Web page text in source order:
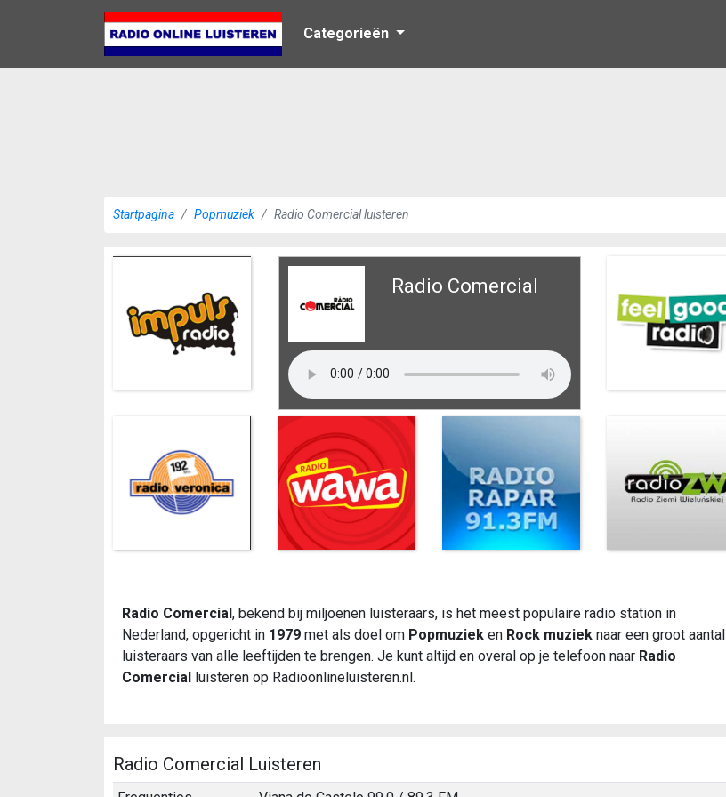
Categorieën
Startpagina Popmuziek Radio Comercial luisteren
Radio Comercial
Radio Comercial, bekend bij miljoenen luisteraars, is het meest populaire radio station in
Nederland, opgericht in 1979 met als doel om Popmuziek en Rock muziek naar een groot aantal
luisteraars van alle leeftijden te brengen. Je kunt altijd en overal op je telefoon naar Radio
Comercial luisteren op Radioonlineluisteren.nl.
Radio Comercial Luisteren